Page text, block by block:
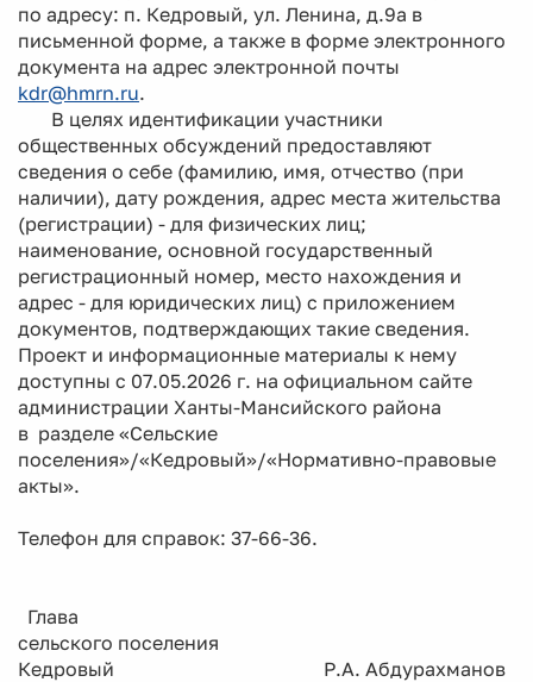
по адресу: п. Кедровый, ул. Ленина, д.9а в
письменной форме, а также в форме электронного
документа на адрес электронной почты
kdr@hmrn.ru.
В целях идентификации участники
общественных обсуждений предоставляют
сведения о себе (фамилию, имя, отчество (при
наличии), дату рождения, адрес места жительства
(регистрации) - для физических лиц;
наименование, основной государственный
регистрационный номер, место нахождения и
адрес - для юридических лиц) с приложением
документов, подтверждающих такие сведения.
Проект и информационные материалы к нему
доступны с 07.05.2026 г. на официальном сайте
администрации Ханты-Мансийского района
в разделе «Сельские
поселения»/«Кедровый»/«Нормативно-правовые
акты».
Телефон для справок: 37-66-36.
Глава
сельского поселения
Кедровый Р.А. Абдурахманов